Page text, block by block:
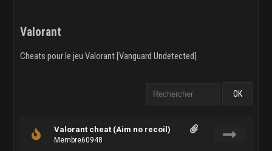
Valorant
Cheats pour le jeu Valorant [Vanguard Undetected]
Valorant cheat (Aim no recoil)
Membre60948